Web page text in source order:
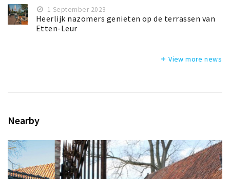
1 September 2023
Heerlijk nazomers genieten op de terrassen van
Etten-Leur
add View more news
Nearby